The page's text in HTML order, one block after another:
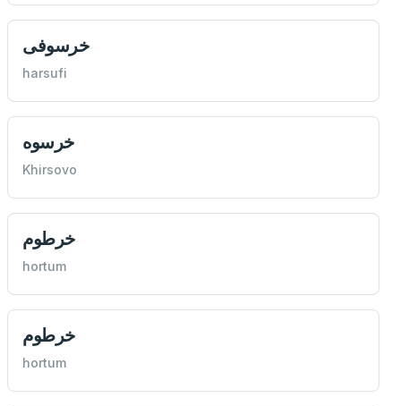
خرسوفی
harsufi
خرسوه
Khirsovo
خرطوم
hortum
خرطوم
hortum